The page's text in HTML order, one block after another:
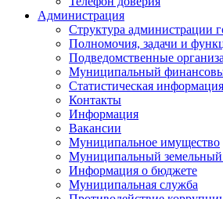
Администрация
Структура администрации
Полномочия, задачи и
Подведомственные
Муниципальный
Статистическая информация
Контакты
Информация
Вакансии
Муниципальное имущество
Муниципальный земельный
Информация о бюджете
Муниципальная служба